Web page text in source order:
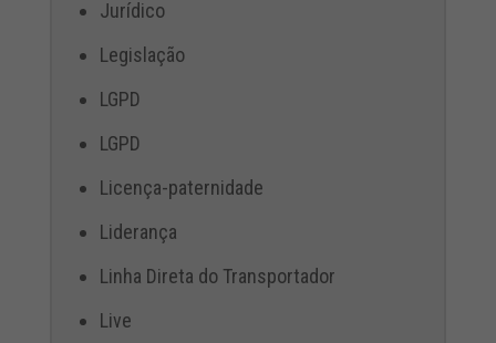
Jurídico
Legislação
LGPD
LGPD
Licença-paternidade
Liderança
Linha Direta do Transportador
Live